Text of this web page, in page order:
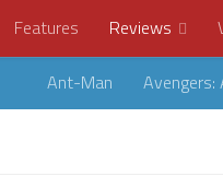
Features Reviews
Ant-Man Avengers: